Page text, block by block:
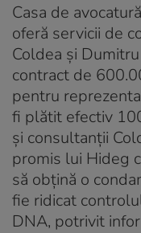
Casa de
oferă servicii de
Coldea și
contract de
pentru
fi plătit efectiv
și consultanții
promis lui Hideg
să obțină o
fie ridicat
DNA, potrivit